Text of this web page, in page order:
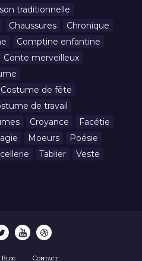
traditionnelle
Chaussures
Chronique
Comptine enfantine
Conte merveilleux
Costume de fête
de travail
Croyance
Facétie
Moeurs
Poésie
Tablier Veste
Blog Contact